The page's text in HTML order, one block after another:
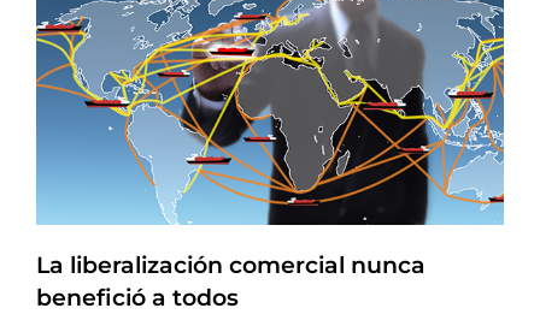
La liberalización comercial nunca
benefició a todos